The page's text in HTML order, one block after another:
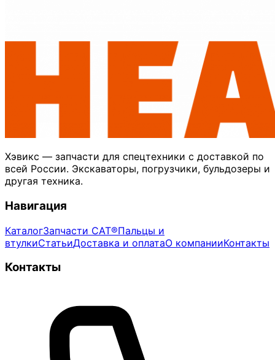
Хэвикс — запчасти для спецтехники с доставкой по
всей России. Экскаваторы, погрузчики, бульдозеры и
другая техника.
Навигация
КаталогЗапчасти CAT®Пальцы и
втулкиСтатьиДоставка и оплатаО компанииКонтакты
Контакты